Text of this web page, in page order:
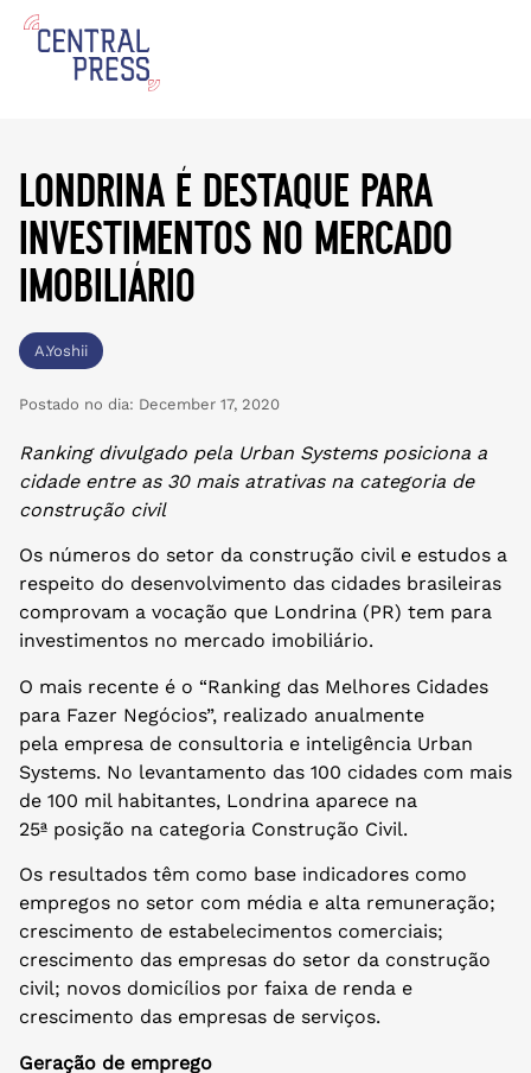
londrina é destaque para
investimentos no mercado
imobiliário
A.Yoshii
Postado no dia: December 17, 2020
Ranking divulgado pela Urban Systems posiciona a
cidade entre as 30 mais atrativas na categoria de
construção civil
Os números do setor da construção civil e estudos a
respeito do desenvolvimento das cidades brasileiras
comprovam a vocação que Londrina (PR) tem para
investimentos no mercado imobiliário.
O mais recente é o “Ranking das Melhores Cidades
para Fazer Negócios”, realizado anualmente
pela empresa de consultoria e inteligência Urban
Systems. No levantamento das 100 cidades com mais
de 100 mil habitantes, Londrina aparece na
25ª posição na categoria Construção Civil.
Os resultados têm como base indicadores como
empregos no setor com média e alta remuneração;
crescimento de estabelecimentos comerciais;
crescimento das empresas do setor da construção
civil; novos domicílios por faixa de renda e
crescimento das empresas de serviços.
Geração de emprego